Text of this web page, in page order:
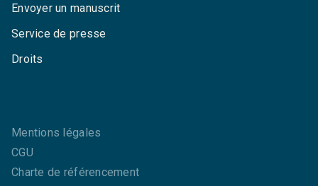
Envoyer un manuscrit
Service de presse
Droits
Mentions légales
CGU
Charte de référencement